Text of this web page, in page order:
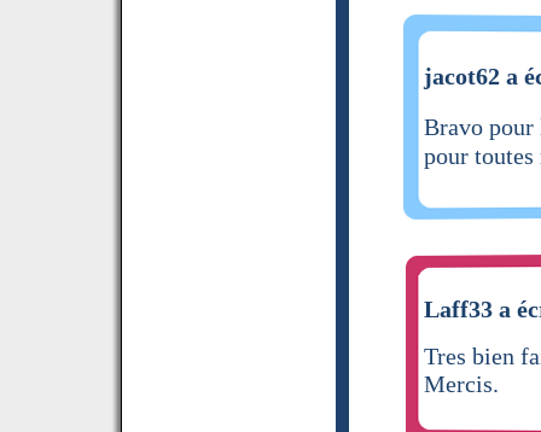
jacot62 a
Bravo
pour
Laff33 a
Tres bien
Mercis.